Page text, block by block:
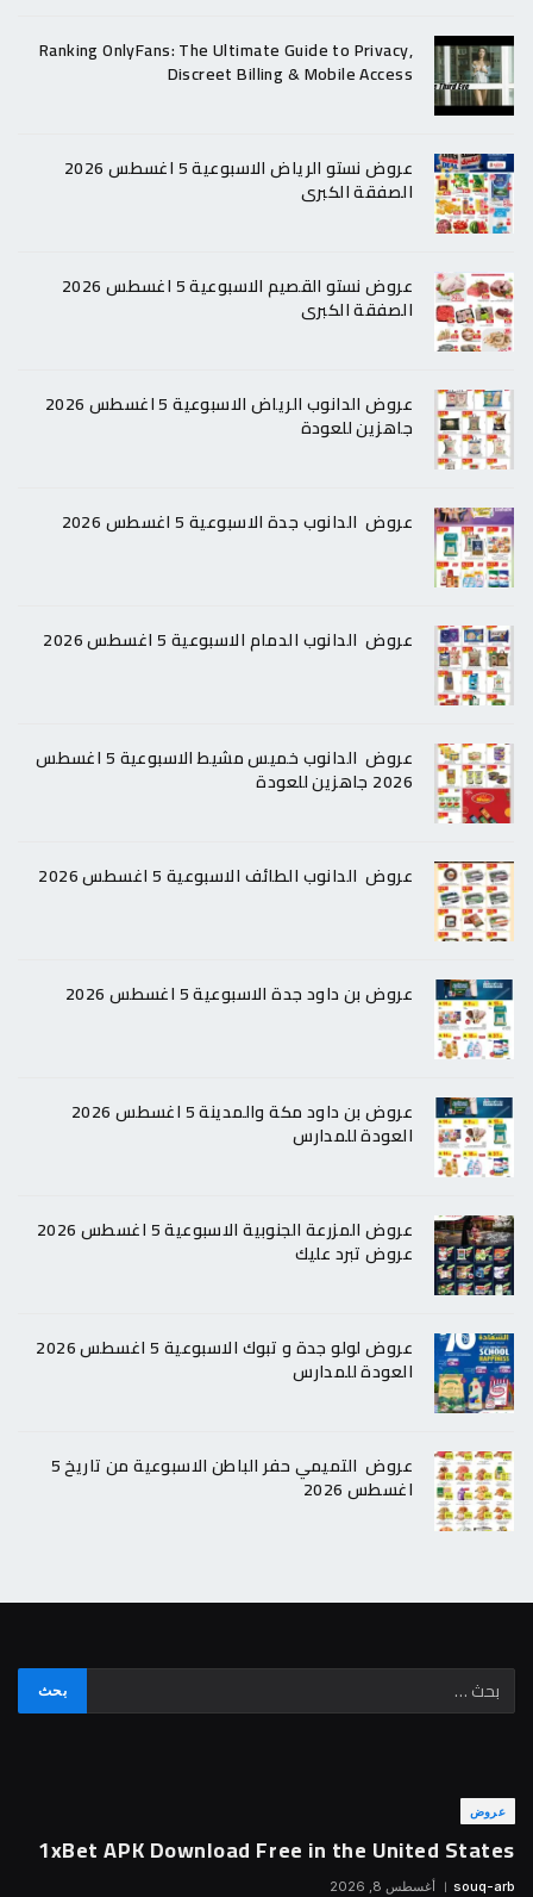
Ranking OnlyFans: The Ultimate Guide to Privacy,
Discreet Billing & Mobile Access
عروض نستو الرياض الاسبوعية 5 اغسطس 2026
الصفقة الكبرى
عروض نستو القصيم الاسبوعية 5 اغسطس 2026
الصفقة الكبرى
عروض الدانوب الرياض الاسبوعية 5 اغسطس 2026
جاهزين للعودة
عروض الدانوب جدة الاسبوعية 5 اغسطس 2026
عروض الدانوب الدمام الاسبوعية 5 اغسطس 2026
عروض الدانوب خميس مشيط الاسبوعية 5 اغسطس
2026 جاهزين للعودة
عروض الدانوب الطائف الاسبوعية 5 اغسطس 2026
عروض بن داود جدة الاسبوعية 5 اغسطس 2026
عروض بن داود مكة والمدينة 5 اغسطس 2026
العودة للمدارس
عروض المزرعة الجنوبية الاسبوعية 5 اغسطس 2026
عروض تبرد عليك
عروض لولو جدة و تبوك الاسبوعية 5 اغسطس 2026
العودة للمدارس
عروض التميمي حفر الباطن الاسبوعية من تاريخ 5
اغسطس 2026
عروض
1xBet APK Download Free in the United States
souq-arb أغسطس 8, 2026